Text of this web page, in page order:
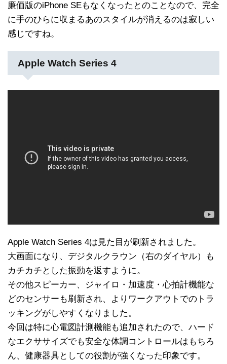
廉価版のiPhone SEもなくなったとのことなので、完全
に手のひらに収まるあのスタイルが消えるのは寂しい
感じですね。
Apple Watch Series 4
Apple Watch Series 4は見た目が刷新されました。
大画面になり、デジタルクラウン（右のダイヤル）も
カチカチとした振動を返すように。
その他スピーカー、ジャイロ・加速度・心拍計機能な
どのセンサーも刷新され、よりワークアウトでのトラ
ッキングがしやすくなりました。
今回は特に心電図計測機能も追加されたので、ハード
なエクササイズでも安全な体調コントロールはもちろ
ん、健康器具としての役割が強くなった印象です。